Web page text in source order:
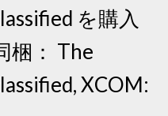
を購入
梱： The
XCOM: